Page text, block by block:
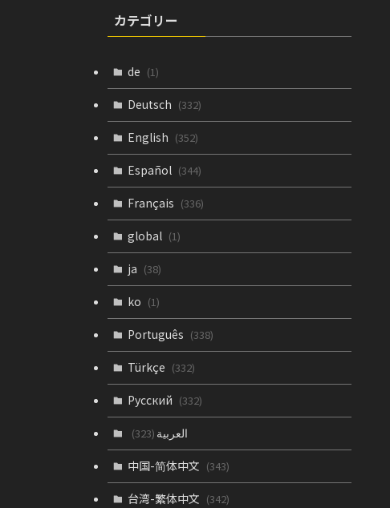
カテゴリー
de (1)
Deutsch (332)
English (352)
Español (344)
Français (336)
global (1)
ja (38)
ko (1)
Português (338)
Türkçe (332)
Русский (332)
العربية(323)
中国-简体中文 (343)
台湾-繁体中文 (342)